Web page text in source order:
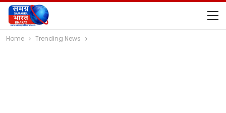
Home Trending News